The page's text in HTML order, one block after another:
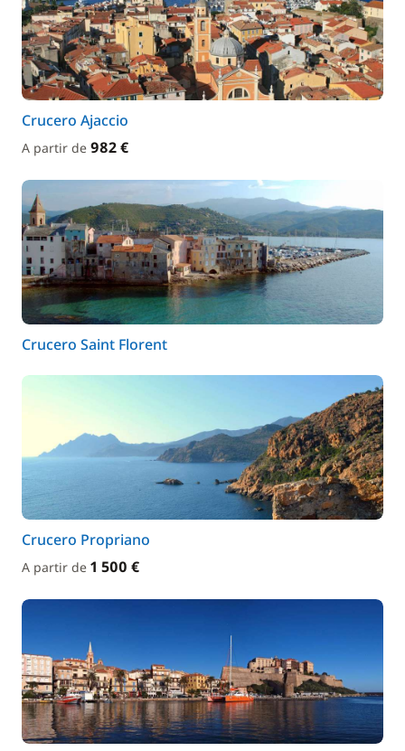
Crucero Ajaccio
A partir de 982 €
Crucero Saint Florent
Crucero Propriano
A partir de 1 500 €